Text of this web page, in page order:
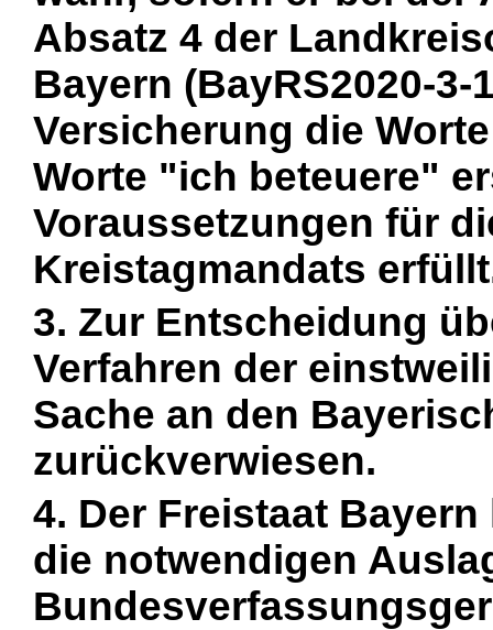
Absatz 4 der
Bayern (BayRS2020-
Versicherung die
Worte "ich beteuere"
Voraussetzungen für
Kreistagmandats
3. Zur Entscheidung
Verfahren der
Sache an den
zurückverwiesen.
4. Der Freistaat
die notwendigen